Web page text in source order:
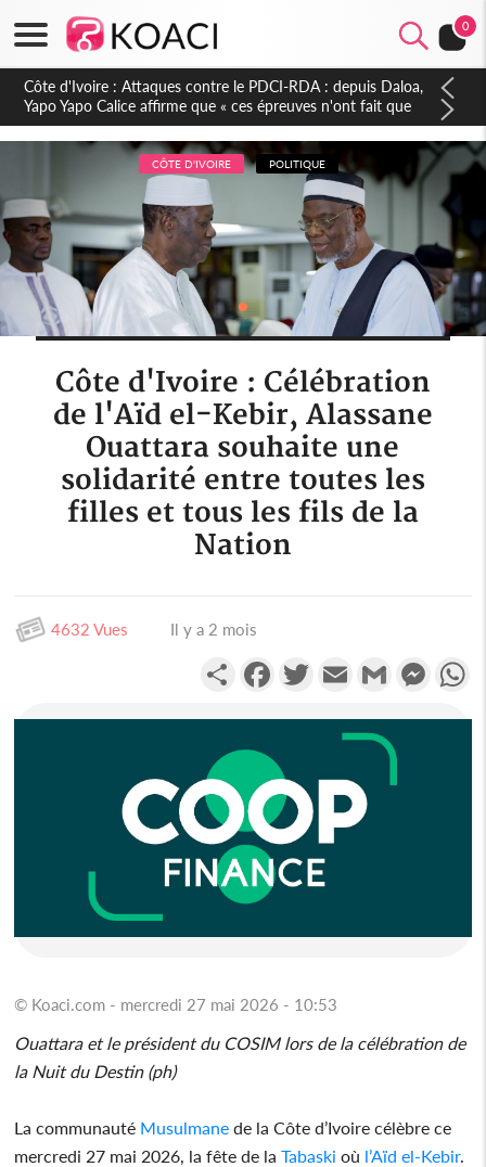
0
Côte d'Ivoire : Le Colonel-Major Fofié Kouakou est décédé,
l'armée perd une figure de la 2e Région militaire
CÔTE D'IVOIRE POLITIQUE
Côte d'Ivoire : Célébration
de l'Aïd el-Kebir, Alassane
Ouattara souhaite une
solidarité entre toutes les
filles et tous les fils de la
Nation
4632 Vues Il y a 2 mois
PartagerFacebookTwitterEmail Gmail
© Koaci.com - mercredi 27 mai 2026 - 10:53
Ouattara et le président du COSIM lors de la célébration de
la Nuit du Destin (ph)
La communauté Musulmane de la Côte d’Ivoire célèbre ce
mercredi 27 mai 2026, la fête de laTabaski où l’Aïd el-Kebir.